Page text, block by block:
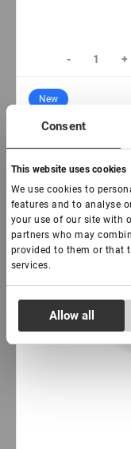
Consent
This website uses cookies
We use cookies to
features and to analyse
your use of our site with
partners who may
provided to them or that
services.
Necessary
Allow all
- +
New